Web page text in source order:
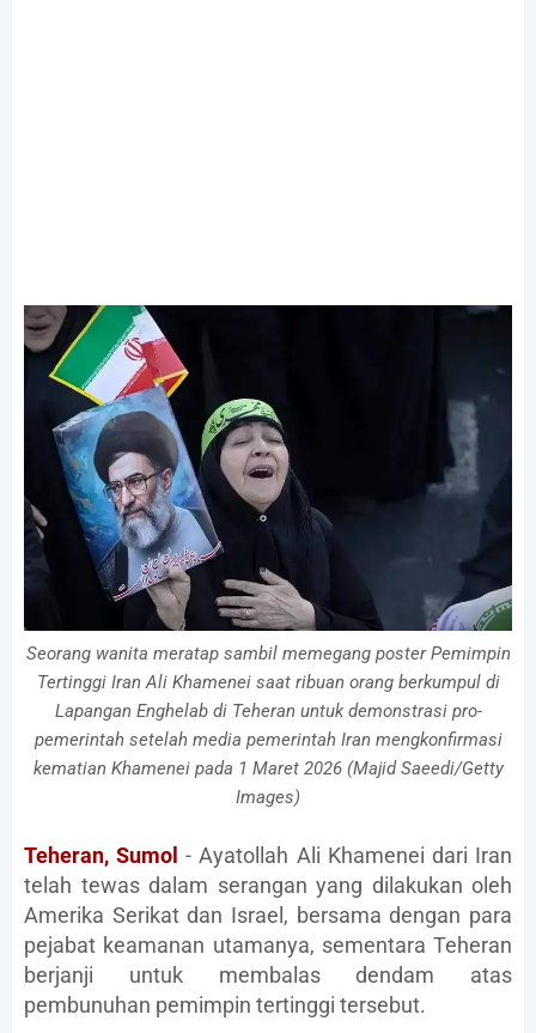
Seorang wanita meratap sambil memegang poster Pemimpin
Tertinggi Iran Ali Khamenei saat ribuan orang berkumpul di
Lapangan Enghelab di Teheran untuk demonstrasi pro-
pemerintah setelah media pemerintah Iran mengkonfirmasi
kematian Khamenei pada 1 Maret 2026 (Majid Saeedi/Getty
Images)
Teheran, Sumol - Ayatollah Ali Khamenei dari Iran
telah tewas dalam serangan yang dilakukan oleh
Amerika Serikat dan Israel, bersama dengan para
pejabat keamanan utamanya, sementara Teheran
berjanji untuk membalas dendam atas
pembunuhan pemimpin tertinggi tersebut.